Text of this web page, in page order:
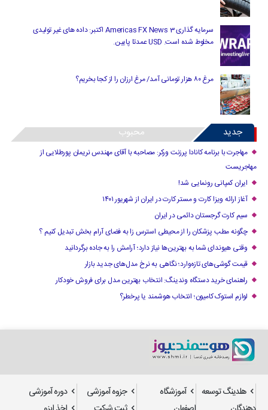
سرمایه گذاری Americas FX News 3 اکتبر: داده های غیر تولیدی
مخلوط شده است. USD عمدتا پایین.
مرغ ۸۰ هزار تومانی آمد/ مرغ ارزان را از کجا بخریم؟
جدید محبوب
مهاجرت با برنامه کانادا پرزنت ورکر: مصاحبه با آقای مهندس نریمان پورطلایی از
مهاجریست
ایران کمپانی رونمایی شد!
آغاز ارائه ویزا کارت و مستر کارت در ایران از شهریور ۱۴۰۱
سیم کارت گرجستان دائمی در ایران
چگونه مطب پزشکان را از محیطی استرس زا به فضای آرام بخش تبدیل کنیم ؟
وقتی هیوندای شما به بهترین‌ها نیاز دارد؛ آرامش را به جاده برگردانید
قیمت گوشی‌های تازه‌وارد؛ نگاهی به نرخ مدل‌های جدید بازار
راهنمای خرید دستگاه وندینگ: انتخاب بهترین مدل برای فروش خودکار
لوازم استوک کامیون؛ انتخاب هوشمند یا پرخطر؟
هلدینگ توسعه
آموزشگاه
جزوه آموزشی
دوره آموزشی